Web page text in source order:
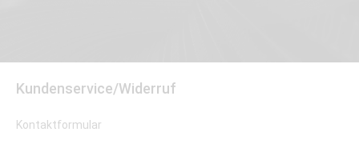
Kundenservice/Widerruf
Kontaktformular